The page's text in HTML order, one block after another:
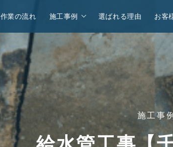
作業の流れ 施工事例 選ばれる理由 お客
施工事